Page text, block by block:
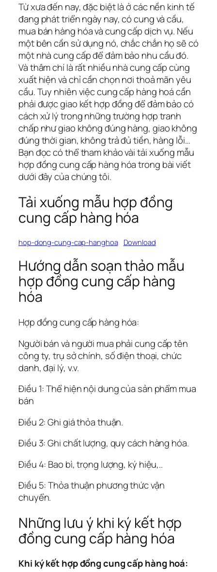
Từ xưa đến nay, đặc biệt là ở các nền kinh tế
đang phát triển ngày nay, có cung và cầu,
mua bán hàng hóa và cung cấp dịch vụ. Nếu
một bên cần sử dụng nó, chắc chắn họ sẽ có
một nhà cung cấp để đảm bảo nhu cầu đó.
Và thâm chí là rất nhiều nhà cung cấp cùng
xuất hiện và chỉ cần chọn nơi thoả mãn yêu
cầu. Tuy nhiên việc cung cấp hàng hoá cần
phải được giao kết hợp đồng để đảm bảo có
cách xử lý trong những trường hợp tranh
chấp như giao không đúng hàng, giao không
đúng thời gian, không trả đủ tiền, hàng lỗi…
Bạn đọc có thể tham khảo vài tải xuống mẫu
hợp đồng cung cấp hàng hóa trong bài viết
dưới đây của chúng tôi.
Tải xuống mẫu hợp đồng
cung cấp hàng hóa
hop-dong-cung-cap-hanghoa Download
Hướng dẫn soạn thảo mẫu
hợp đồng cung cấp hàng
hóa
Hợp đồng cung cấp hàng hóa:
Người bán và người mua phải cung cấp tên
công ty, trụ sở chính, số điện thoại, chức
danh, đại lý, v.v.
Điều 1: Thể hiện nội dung của sản phẩm mua
bán
Điều 2: Ghi giá thỏa thuận.
Điều 3: Ghi chất lượng, quy cách hàng hóa.
Điều 4: Bao bì, trọng lượng, ký hiệu,..
Điều 5: Thỏa thuận phương thức vận
chuyển.
Những lưu ý khi ký kết hợp
đồng cung cấp hàng hóa
Khi ký kết hợp đồng cung cấp hàng hoá: